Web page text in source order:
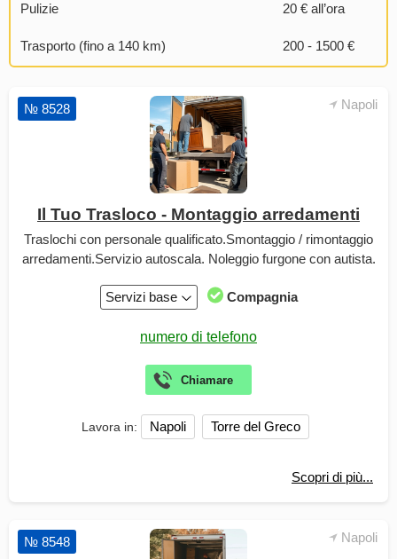
Pulizie 20 € all’ora
Trasporto (fino a 140 km) 200 - 1500 €
Napoli
№ 8528
Il Tuo Trasloco - Montaggio arredamenti
Traslochi con personale qualificato.Smontaggio / rimontaggio
arredamenti.Servizio autoscala. Noleggio furgone con autista.
Servizi base Compagnia
Lavora in: Napoli Torre del Greco
Scopri di più...
Napoli
№ 8548